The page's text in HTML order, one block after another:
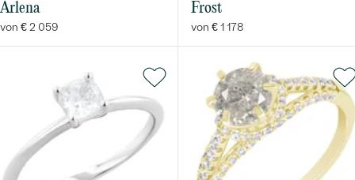
Arlena
von € 2 059
Frost
von € 1 178